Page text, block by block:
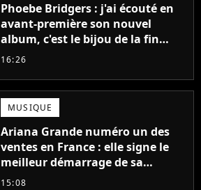
Phoebe Bridgers : j'ai écouté en
avant-première son nouvel
album, c'est le bijou de la fin
d'été
16:26
MUSIQUE
Ariana Grande numéro un des
ventes en France : elle signe le
meilleur démarrage de sa
carrière avec son album Petal
15:08